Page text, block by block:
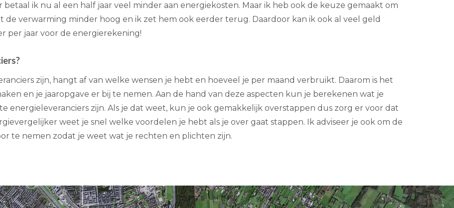
ik nu al een half jaar veel minder aan energiekosten. Maar ik heb ook de keuze gemaakt om
de verwarming minder hoog en ik zet hem ook eerder terug. Daardoor kan ik ook al veel geld
per jaar voor de energierekening!
zijn, hangt af van welke wensen je hebt en hoeveel je per maand verbruikt. Daarom is het
en je jaaropgave er bij te nemen. Aan de hand van deze aspecten kun je berekenen wat je
energieleveranciers zijn. Als je dat weet, kun je ook gemakkelijk overstappen dus zorg er voor dat
weet je snel welke voordelen je hebt als je over gaat stappen. Ik adviseer je ook om de
te nemen zodat je weet wat je rechten en plichten zijn.